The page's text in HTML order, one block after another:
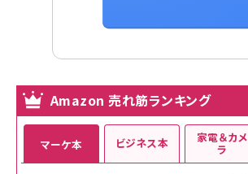
Amazon 売れ筋ランキング
マーケ本 ビジネス本 家電＆カメ
ラ